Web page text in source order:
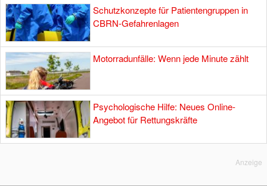
Schutzkonzepte für Patientengruppen in
CBRN-Gefahrenlagen
Motorradunfälle: Wenn jede Minute zählt
Psychologische Hilfe: Neues Online-
Angebot für Rettungskräfte
Anzeige